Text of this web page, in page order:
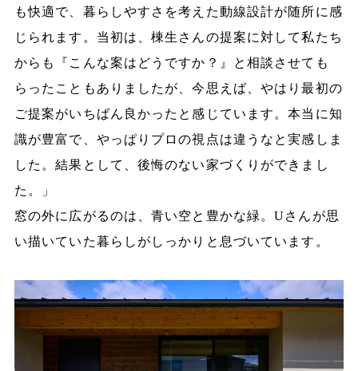
も快適で、暮らしやすさを考えた動線設計が随所に感
じられます。当初は、棟生さんの提案に対して私たち
からも『こんな案はどうですか？』と相談させても
らったこともありましたが、今思えば、やはり最初の
ご提案がいちばん良かったと感じています。本当に知
識が豊富で、やっぱりプロの視点は違うなと実感しま
した。結果として、後悔のない家づくりができまし
た。」
窓の外に広がるのは、青い空と豊かな緑。Uさんが思
い描いていた暮らしがしっかりと息づいています。